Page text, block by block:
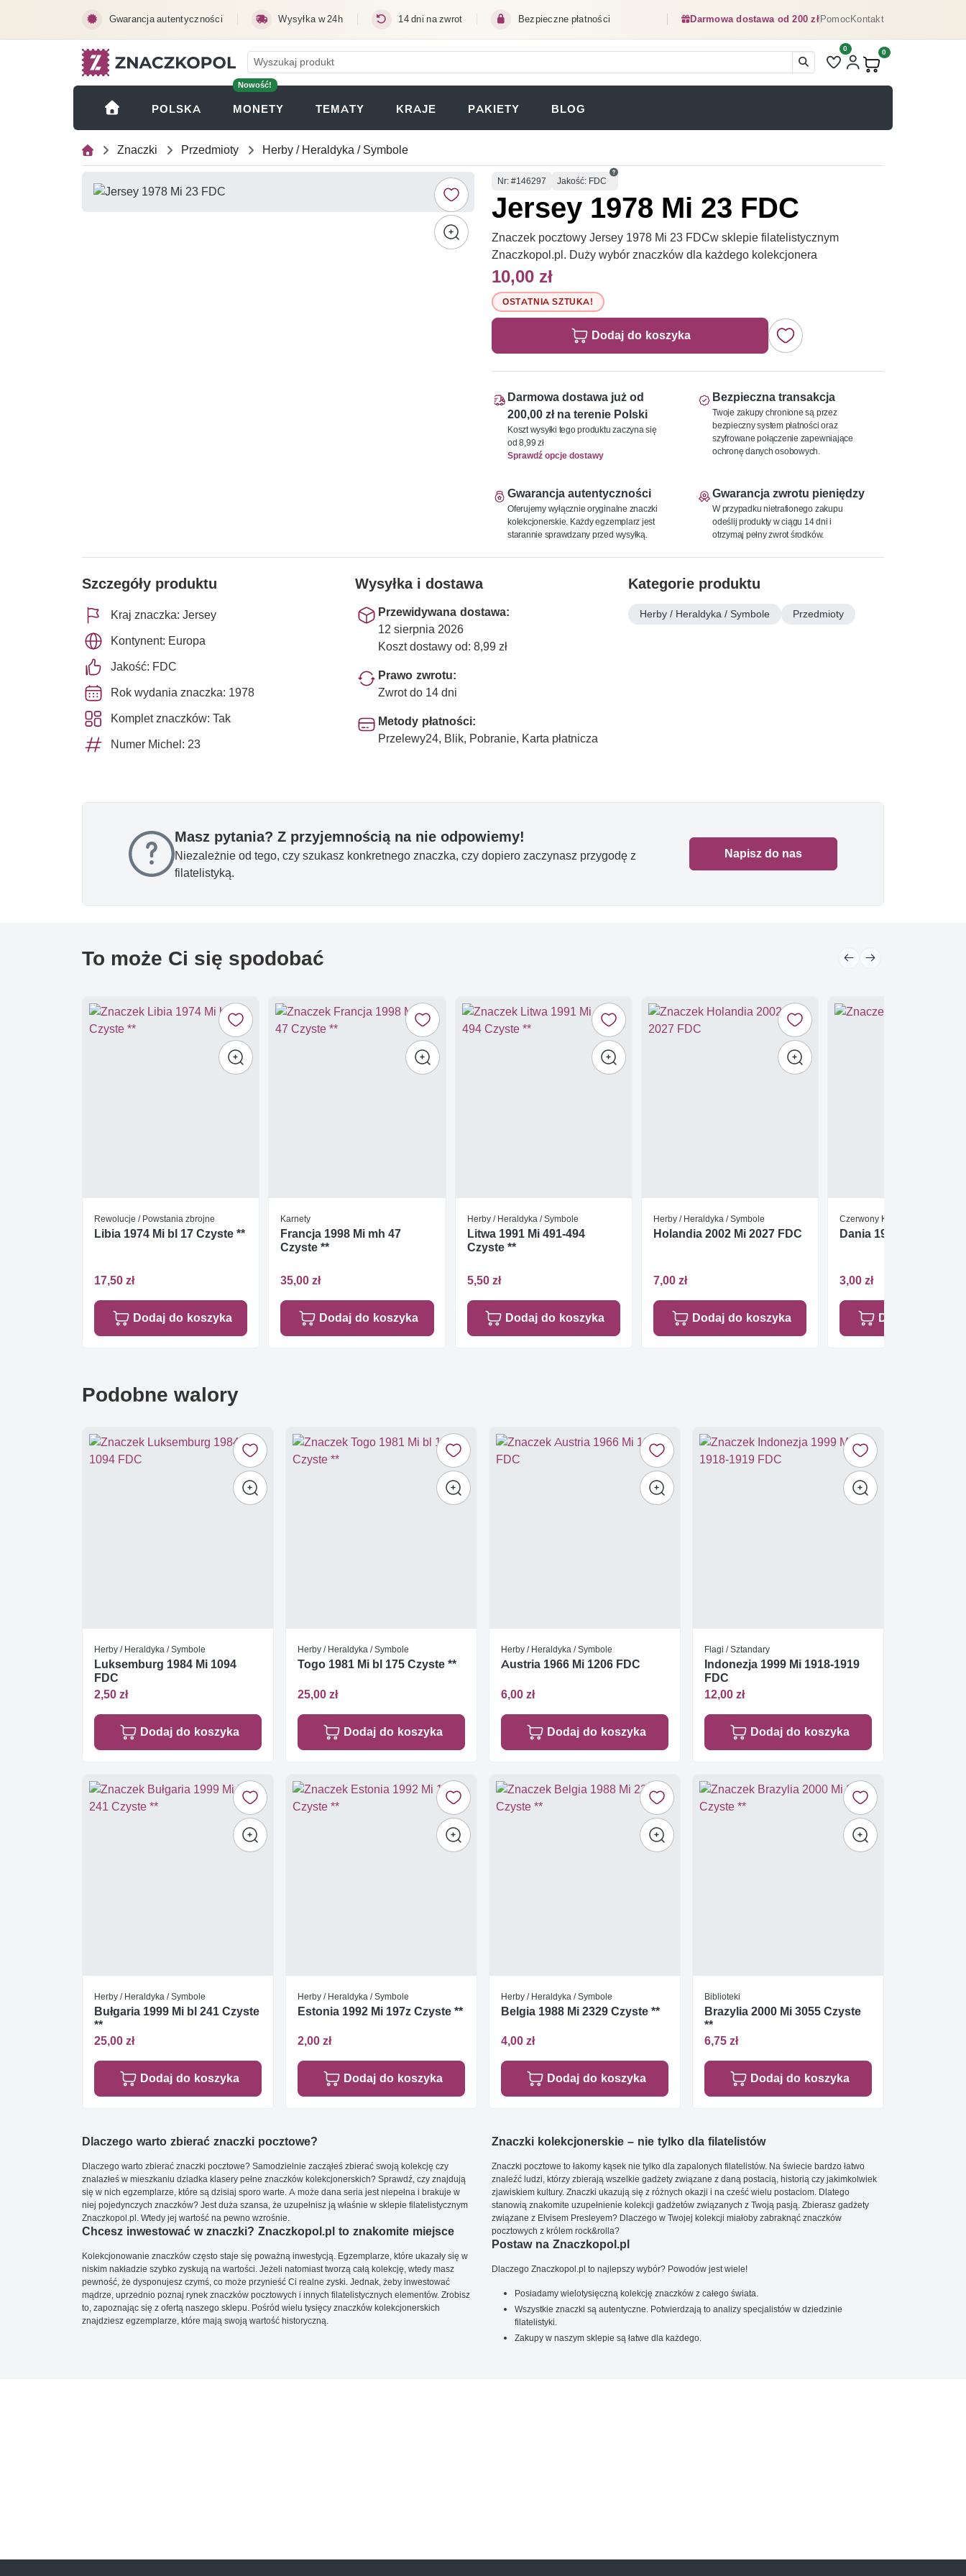
Gwarancja autentyczności Wysyłka w 24h 14 dni na zwrot Bezpieczne płatności Darmowa dostawa od 200 złPomocKontakt
Liczba pozycji na liście
0
Produkty w koszyku:
0
POLSKA
Nowość!
MONETY (OTWIERA SIĘ W NOWEJ KARCIE)
TEMATY KRAJE PAKIETY BLOG
Znaczki Przedmioty Herby / Heraldyka / Symbole
Numer
Nr: #146297 Jakość: FDC
Jersey 1978 Mi 23 FDC
Znaczek pocztowy Jersey 1978 Mi 23 FDCw sklepie filatelistycznym
Znaczkopol.pl. Duży wybór znaczków dla każdego kolekcjonera
10,00 zł
OSTATNIA SZTUKA!
Dodaj do koszyka
Darmowa dostawa już od
200,00 zł na terenie Polski
Koszt wysyłki tego produktu zaczyna się
od 8,99 zł
Sprawdź opcje dostawy
Bezpieczna transakcja
Twoje zakupy chronione są przez
bezpieczny system płatności oraz
szyfrowane połączenie zapewniające
ochronę danych osobowych.
Gwarancja autentyczności
Oferujemy wyłącznie oryginalne znaczki
kolekcjonerskie. Każdy egzemplarz jest
starannie sprawdzany przed wysyłką.
Gwarancja zwrotu pieniędzy
W przypadku nietrafionego zakupu
odeślij produkty w ciągu 14 dni i
otrzymaj pełny zwrot środków.
Szczegóły produktu
Kraj znaczka: Jersey
Kontynent: Europa
Jakość: FDC
Rok wydania znaczka: 1978
Komplet znaczków: Tak
Numer Michel: 23
Wysyłka i dostawa
Przewidywana dostawa:
12 sierpnia 2026
Koszt dostawy od: 8,99 zł
Prawo zwrotu:
Zwrot do 14 dni
Metody płatności:
Przelewy24, Blik, Pobranie, Karta płatnicza
Kategorie produktu
Herby / Heraldyka / Symbole Przedmioty
Masz pytania? Z przyjemnością na nie odpowiemy!
Niezależnie od tego, czy szukasz konkretnego znaczka, czy dopiero zaczynasz przygodę z
filatelistyką.
Napisz do nas
To może Ci się spodobać
Rewolucje / Powstania zbrojne
Libia 1974 Mi bl 17 Czyste **
17,50 zł
Dodaj do koszyka
Karnety
Francja 1998 Mi mh 47
Czyste **
35,00 zł
Dodaj do koszyka
Herby / Heraldyka / Symbole
Litwa 1991 Mi 491-494
Czyste **
5,50 zł
Dodaj do koszyka
Herby / Heraldyka / Symbole
Holandia 2002 Mi 2027 FDC
7,00 zł
Dodaj do koszyka
Czerwony Krzyż
Dania 1976 FDC
3,00 zł
Dodaj do
Podobne walory
Herby / Heraldyka / Symbole
Luksemburg 1984 Mi 1094
FDC
2,50 zł
Dodaj do koszyka
Herby / Heraldyka / Symbole
Togo 1981 Mi bl 175 Czyste **
25,00 zł
Dodaj do koszyka
Herby / Heraldyka / Symbole
Austria 1966 Mi 1206 FDC
6,00 zł
Dodaj do koszyka
Flagi / Sztandary
Indonezja 1999 Mi 1918-1919
FDC
12,00 zł
Dodaj do koszyka
Herby / Heraldyka / Symbole
Bułgaria 1999 Mi bl 241 Czyste
**
25,00 zł
Dodaj do koszyka
Herby / Heraldyka / Symbole
Estonia 1992 Mi 197z Czyste **
2,00 zł
Dodaj do koszyka
Herby / Heraldyka / Symbole
Belgia 1988 Mi 2329 Czyste **
4,00 zł
Dodaj do koszyka
Biblioteki
Brazylia 2000 Mi 3055 Czyste
**
6,75 zł
Dodaj do koszyka
Dlaczego warto zbierać znaczki pocztowe?
Dlaczego warto zbierać znaczki pocztowe? Samodzielnie zacząłeś zbierać swoją kolekcję czy
znalazłeś w mieszkaniu dziadka klasery pełne znaczków kolekcjonerskich? Sprawdź, czy znajdują
się w nich egzemplarze, które są dzisiaj sporo warte. A może dana seria jest niepełna i brakuje w
niej pojedynczych znaczków? Jest duża szansa, że uzupełnisz ją właśnie w sklepie filatelistycznym
Znaczkopol.pl. Wtedy jej wartość na pewno wzrośnie.
Chcesz inwestować w znaczki? Znaczkopol.pl to znakomite miejsce
Kolekcjonowanie znaczków często staje się poważną inwestycją. Egzemplarze, które ukazały się w
niskim nakładzie szybko zyskują na wartości. Jeżeli natomiast tworzą całą kolekcję, wtedy masz
pewność, że dysponujesz czymś, co może przynieść Ci realne zyski. Jednak, żeby inwestować
mądrze, uprzednio poznaj rynek znaczków pocztowych i innych filatelistycznych elementów. Zrobisz
to, zapoznając się z ofertą naszego sklepu. Pośród wielu tysięcy znaczków kolekcjonerskich
znajdziesz egzemplarze, które mają swoją wartość historyczną.
Znaczki kolekcjonerskie – nie tylko dla filatelistów
Znaczki pocztowe to łakomy kąsek nie tylko dla zapalonych filatelistów. Na świecie bardzo łatwo
znaleźć ludzi, którzy zbierają wszelkie gadżety związane z daną postacią, historią czy jakimkolwiek
zjawiskiem kultury. Znaczki ukazują się z różnych okazji i na cześć wielu postaciom. Dlatego
stanowią znakomite uzupełnienie kolekcji gadżetów związanych z Twoją pasją. Zbierasz gadżety
związane z Elvisem Presleyem? Dlaczego w Twojej kolekcji miałoby zabraknąć znaczków
pocztowych z królem rock&rolla?
Postaw na Znaczkopol.pl
Dlaczego Znaczkopol.pl to najlepszy wybór? Powodów jest wiele!
Posiadamy wielotysięczną kolekcję znaczków z całego świata.
Wszystkie znaczki są autentyczne. Potwierdzają to analizy specjalistów w dziedzinie
filatelistyki.
Zakupy w naszym sklepie są łatwe dla każdego.